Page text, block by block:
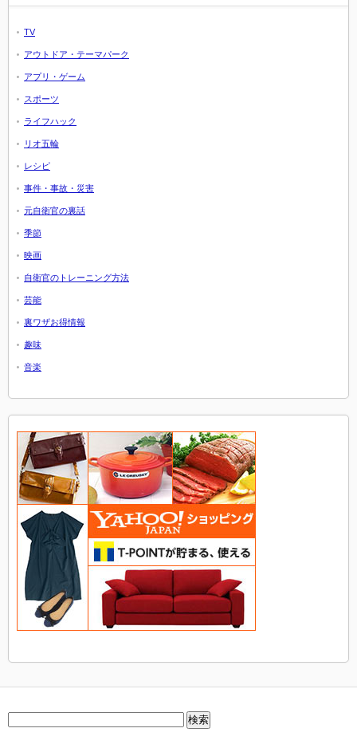
TV
アウトドア・テーマパーク
アプリ・ゲーム
スポーツ
ライフハック
リオ五輪
レシピ
事件・事故・災害
元自衛官の裏話
季節
映画
自衛官のトレーニング方法
芸能
裏ワザお得情報
趣味
音楽